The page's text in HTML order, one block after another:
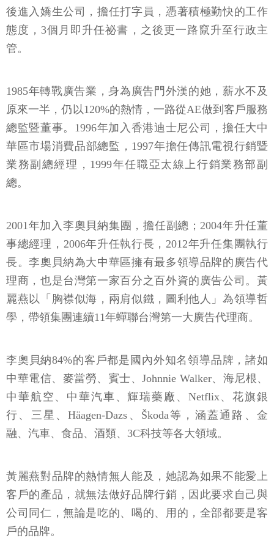
後進入嬌生公司，擔任打字員，憑著積極勤快的工作
態度，3個月即升任祕書，之後更一路竄升至行政主
管。
1985年轉戰廣告業，身為廣告門外漢的她，薪水不及
原來一半，仍以120%的熱情，一路從AE做到客戶服務
總監暨董事。1996年加入香港迪士尼公司，擔任大中
華區市場消費品部總監，1997年擔任傳訊電視行銷暨
業務副總經理，1999年任職亞太線上行銷業務部副
總。
2001年加入李奧貝納集團，擔任副總；2004年升任董
事總經理，2006年升任執行長，2012年升任集團執行
長。李奧貝納為大中華區擁有最多領導品牌的廣告代
理商，也是台灣第一家百分之百外資的廣告公司。黃
麗燕以「胸襟似海，兩肩似鐵，圖利他人」為領導哲
學，帶領集團連續11年蟬聯台灣第一大廣告代理商。
李奧貝納84%的客戶都是國內外知名領導品牌，諸如
中華電信、麥當勞、賓士、Johnnie Walker、海尼根、
中華航空、中華汽車、輝瑞藥廠、Netflix、花旗銀
行、三星、Häagen-Dazs、Škoda等，涵蓋通路、金
融、汽車、食品、酒類、3C科技等各大領域。
黃麗燕對品牌的熱情無人能及，她認為如果不能愛上
客戶的產品，就無法做好品牌行銷，因此要求自己與
公司同仁，無論是吃的、喝的、用的，全部都要是客
戶的品牌。